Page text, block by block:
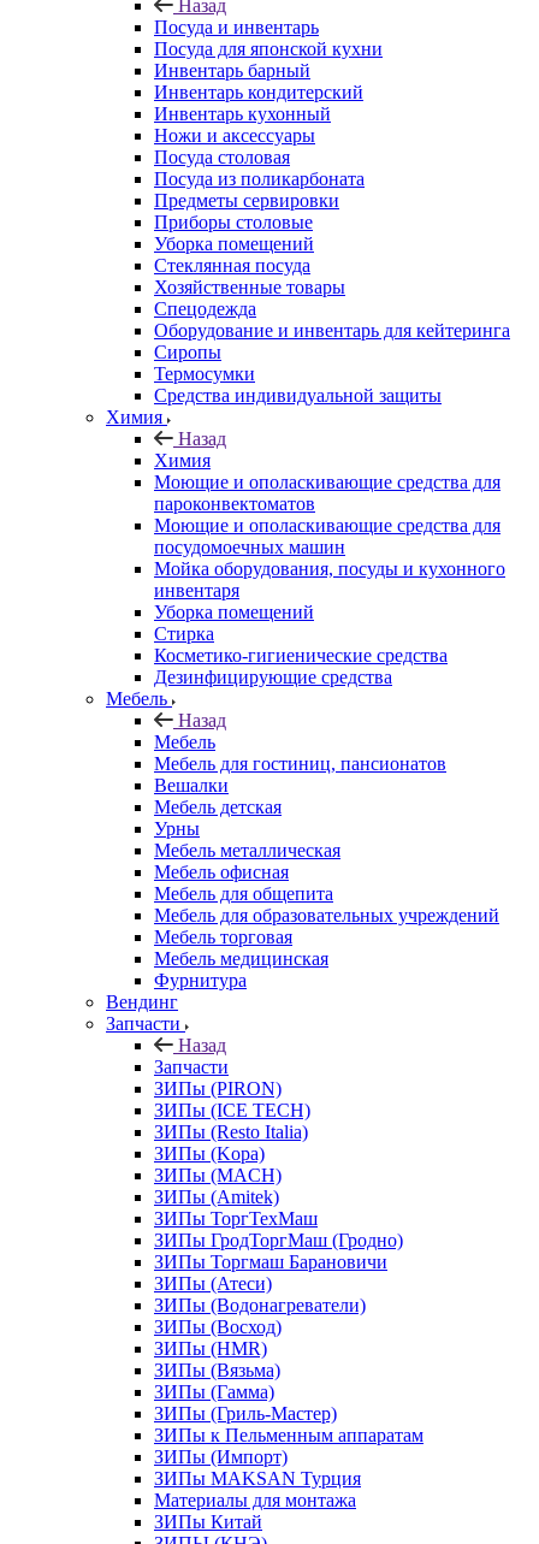
Назад
Посуда и инвентарь
Посуда для японской кухни
Инвентарь барный
Инвентарь кондитерский
Инвентарь кухонный
Ножи и аксессуары
Посуда столовая
Посуда из поликарбоната
Предметы сервировки
Приборы столовые
Уборка помещений
Стеклянная посуда
Хозяйственные товары
Спецодежда
Оборудование и инвентарь для кейтеринга
Сиропы
Термосумки
Средства индивидуальной защиты
Химия
Назад
Химия
Моющие и ополаскивающие средства для
пароконвектоматов
Моющие и ополаскивающие средства для
посудомоечных машин
Мойка оборудования, посуды и кухонного
инвентаря
Уборка помещений
Стирка
Косметико-гигиенические средства
Дезинфицирующие средства
Мебель
Назад
Мебель
Мебель для гостиниц, пансионатов
Вешалки
Мебель детская
Урны
Мебель металлическая
Мебель офисная
Мебель для общепита
Мебель для образовательных учреждений
Мебель торговая
Мебель медицинская
Фурнитура
Вендинг
Запчасти
Назад
Запчасти
ЗИПы (PIRON)
ЗИПы (ICE TECH)
ЗИПы (Resto Italia)
ЗИПы (Kopa)
ЗИПы (MACH)
ЗИПы (Amitek)
ЗИПы ТоргТехМаш
ЗИПы ГродТоргМаш (Гродно)
ЗИПы Торгмаш Барановичи
ЗИПы (Атеси)
ЗИПы (Водонагреватели)
ЗИПы (Восход)
ЗИПы (HMR)
ЗИПы (Вязьма)
ЗИПы (Гамма)
ЗИПы (Гриль-Мастер)
ЗИПы к Пельменным аппаратам
ЗИПы (Импорт)
ЗИПы MAKSAN Турция
Материалы для монтажа
ЗИПы Китай